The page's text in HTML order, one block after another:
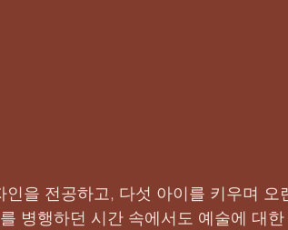
을 전공하고, 다섯 아이를 키우며 오
병행하던 시간 속에서도 예술에 대